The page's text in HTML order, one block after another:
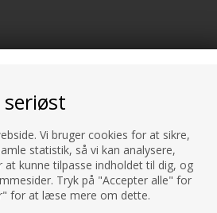
Vi bruger cookies for at sikre,
statistik, så vi kan analysere,
kunne tilpasse indholdet til dig, og
Tryk på "Accepter alle" for
for at læse mere om dette.